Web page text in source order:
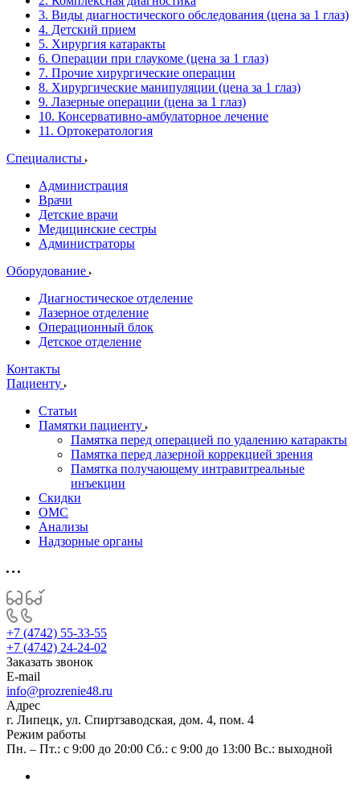
3. Виды диагностического обследования (цена за 1 глаз)
4. Детский прием
5. Хирургия катаракты
6. Операции при глаукоме (цена за 1 глаз)
7. Прочие хирургические операции
8. Хирургические манипуляции (цена за 1 глаз)
9. Лазерные операции (цена за 1 глаз)
10. Консервативно-амбулаторное лечение
11. Ортокератология
Специалисты
Администрация
Врачи
Детские врачи
Медицинские сестры
Администраторы
Оборудование
Диагностическое отделение
Лазерное отделение
Операционный блок
Детское отделение
Контакты
Пациенту
Статьи
Памятки пациенту
Памятка перед операцией по удалению катаракты
Памятка перед лазерной коррекцией зрения
Памятка получающему интравитреальные
инъекции
Скидки
ОМС
Анализы
Надзорные органы
+7 (4742) 55-33-55
+7 (4742) 24-24-02
Заказать звонок
E-mail
info@prozrenie48.ru
Адрес
г. Липецк, ул. Спиртзаводская, дом. 4, пом. 4
Режим работы
Пн. – Пт.: с 9:00 до 20:00 Сб.: с 9:00 до 13:00 Вс.: выходной